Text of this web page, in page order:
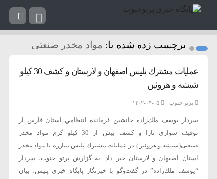
برچسب زده شده با: مواد مخدر صنعتی
عمليات مشترك پليس اصفهان و لارستان و كشف 30 كيلو
شيشه و هروئين
پرتو جنوب ۱۴۰۲-۰۴-۱۵
سردار يوسف ملك‌زاده جانشين فرمانده انتظامي استان فارس از
توقيف سواری تارا و كشف بیش از 30 کیلو گرم مواد مخدر
صنعتی(شیشه و هروئین) در عمليات مشترك پليس مبارزه با مواد مخدر
استان‌ اصفهان و لارستان خبر داد. به گزارش پرتو جنوب، سردار
“يوسف ملك‌زاده” در گفت‌وگو با خبرنگار پايگاه خبري پليس، بيان